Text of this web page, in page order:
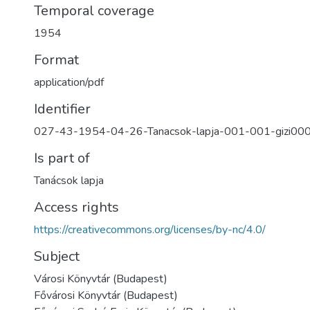
Temporal coverage
1954
Format
application/pdf
Identifier
027-43-1954-04-26-Tanacsok-lapja-001-001-
Is part of
Tanácsok lapja
Access rights
https://creativecommons.org/licenses/by-nc/4.0/
Subject
Városi Könyvtár (Budapest)
Fővárosi Könyvtár (Budapest)